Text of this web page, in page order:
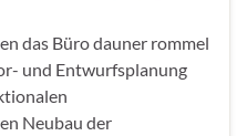
das Büro dauner rommel
und Entwurfsplanung
Neubau der